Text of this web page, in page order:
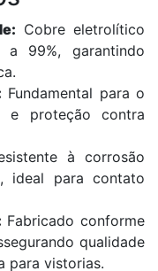
Cobre eletrolítico
99%, garantindo
Fundamental para o
e proteção contra
à corrosão
ideal para contato
Fabricado conforme
qualidade
para vistorias.